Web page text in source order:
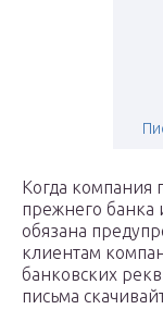
Когда компания
прежнего банка
обязана
клиентам
банковских
письма